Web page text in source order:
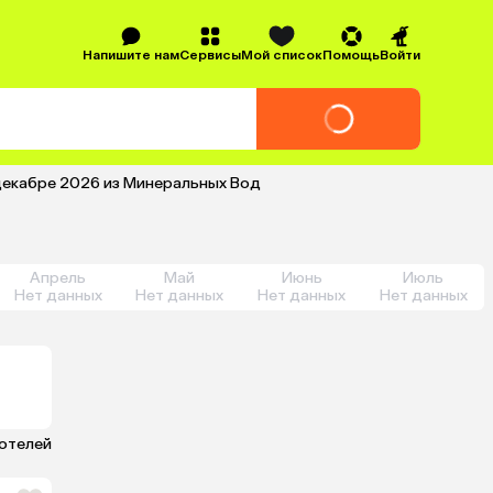
Напишите намСервисыМой списокПомощьВойти
2026 из Минеральных Вод
Апрель
Нет данных
Май
Нет данных
Июнь
Нет данных
Июль
Нет данных